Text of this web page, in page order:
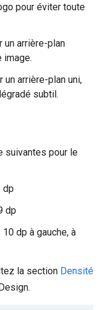
pour éviter toute
un arrière-plan
image.
arrière-plan uni,
subtil.
suivantes pour le
dp
dp
10 dp à gauche, à
la section Densité